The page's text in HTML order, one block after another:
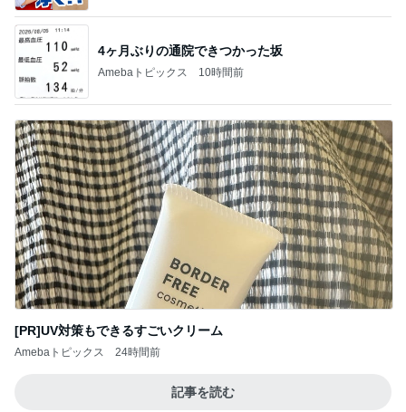
4ヶ月ぶりの通院できつかった坂
Amebaトピックス 10時間前
[PR]UV対策もできるすごいクリーム
Amebaトピックス 24時間前
記事を読む